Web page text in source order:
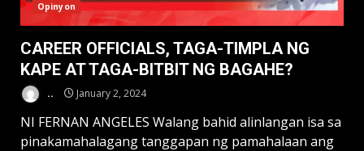
Opinyon
CAREER OFFICIALS, TAGA-TIMPLA NG
KAPE AT TAGA-BITBIT NG BAGAHE?
.. January 2, 2024
NI FERNAN ANGELES Walang bahid alinlangan isa sa
pinakamahalagang tanggapan ng pamahalaan ang